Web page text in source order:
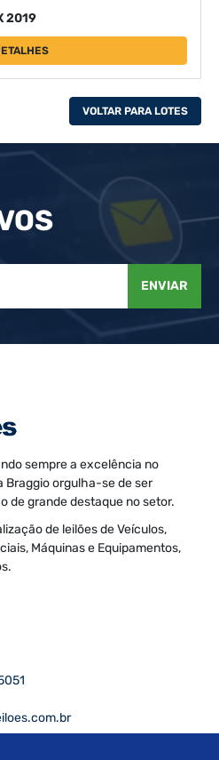
2019
VOLTAR PARA LOTES
ENVIAR
sempre a excelência no
Braggio orgulha-se de ser
de grande destaque no setor.
de leilões de Veículos,
Máquinas e Equipamentos,